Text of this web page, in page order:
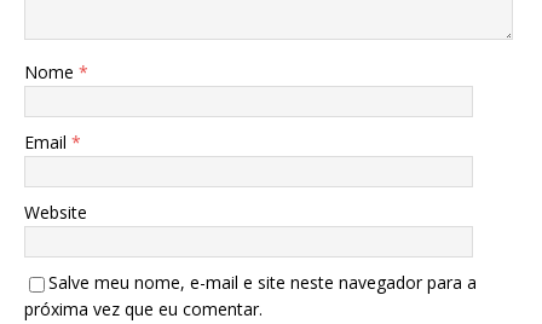
Nome *
Email *
Website
Salve meu nome, e-mail e site neste navegador para a
próxima vez que eu comentar.